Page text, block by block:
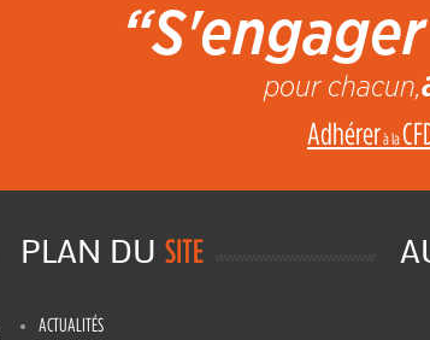
“S'engager
pour chacun,
Adhérerà la
PLAN DU SITE
ACTUALITÉS